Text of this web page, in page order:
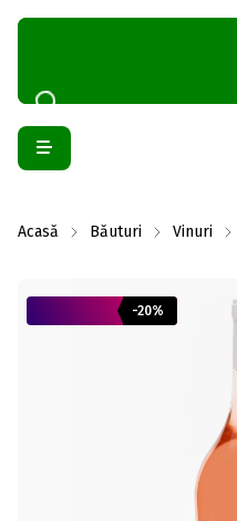
Acasă Băuturi Vinuri
-20%